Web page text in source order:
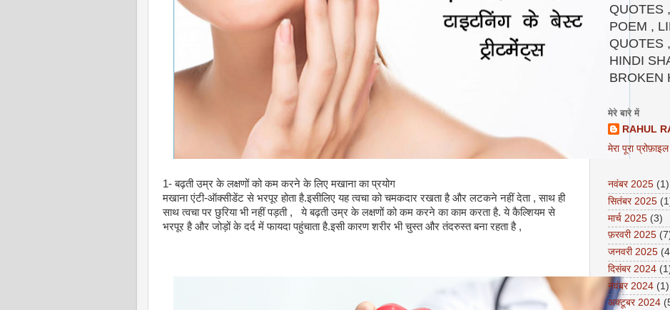
1- बढ़ती उम्र के लक्षणों को कम करने के लिए मखाना का प्रयोग
मखाना एंटी-ऑक्सीडेंट से भरपूर होता है.इसीलिए यह त्वचा को चमकदार रखता है और लटकने नहीं देता , साथ ही
साथ त्वचा पर छुरिया भी नहीं पड़ती , ये बढ़ती उम्र के लक्षणों को कम करने का काम करता है. ये कैल्शि‍यम से
भरपूर है और जोड़ों के दर्द में फायदा पहुंचाता है.इसी कारण शरीर भी चुस्त और तंदरुस्त बना रहता है ,
QUOTES
POEM ,
QUOTES
HINDI
BROKEN
मेरे बारे में
RAHUL
मेरा पूरा
नवंबर 2025 (1)
सितंबर 2025
मार्च 2025 (3)
फ़रवरी 2025
जनवरी 2025
दिसंबर 2024
नवंबर 2024 (1)
अक्टूबर 2024